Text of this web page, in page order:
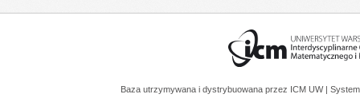
Baza utrzymywana i dystrybuowana przez ICM UW |